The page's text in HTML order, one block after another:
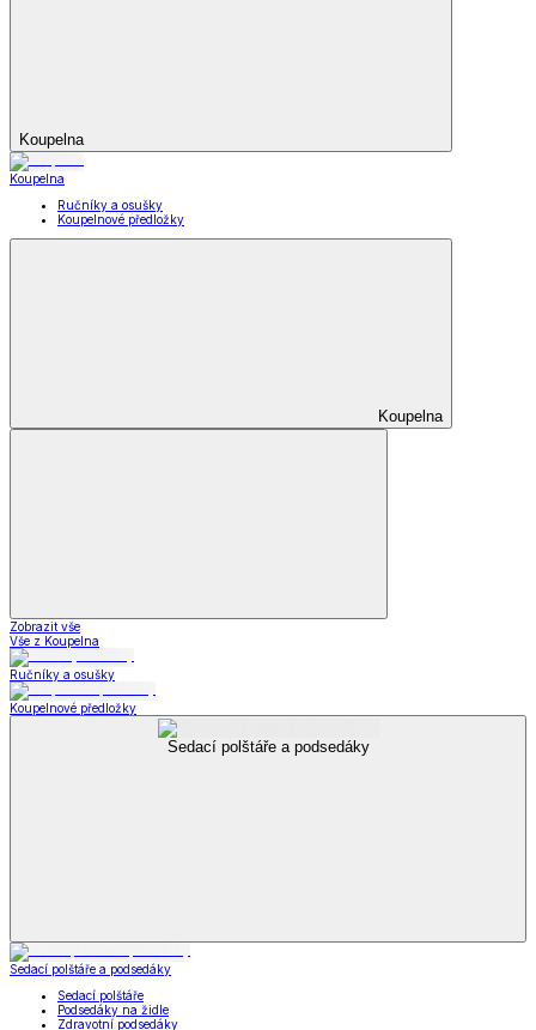
Koupelna
Koupelna
Ručníky a osušky
Koupelnové předložky
Koupelna
Zobrazit vše
Vše z Koupelna
Ručníky a osušky
Koupelnové předložky
Sedací polštáře a podsedáky
Sedací polštáře a podsedáky
Sedací polštáře
Podsedáky na židle
Zdravotní podsedáky